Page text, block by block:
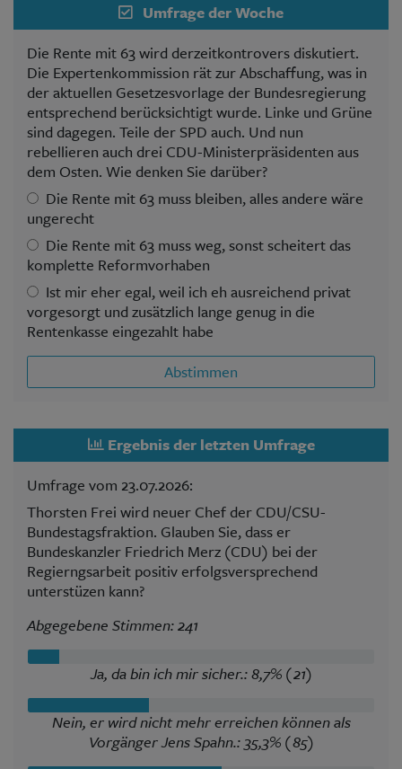
Umfrage der Woche
Die Rente mit 63 wird derzeitkontrovers diskutiert.
Die Expertenkommission rät zur Abschaffung, was in
der aktuellen Gesetzesvorlage der Bundesregierung
entsprechend berücksichtigt wurde. Linke und Grüne
sind dagegen. Teile der SPD auch. Und nun
rebellieren auch drei CDU-Ministerpräsidenten aus
dem Osten. Wie denken Sie darüber?
Die Rente mit 63 muss bleiben, alles andere wäre
ungerecht
Die Rente mit 63 muss weg, sonst scheitert das
komplette Reformvorhaben
Ist mir eher egal, weil ich eh ausreichend privat
vorgesorgt und zusätzlich lange genug in die
Rentenkasse eingezahlt habe
Abstimmen
Ergebnis der letzten Umfrage
Umfrage vom 23.07.2026:
Thorsten Frei wird neuer Chef der CDU/CSU-
Bundestagsfraktion. Glauben Sie, dass er
Bundeskanzler Friedrich Merz (CDU) bei der
Regierngsarbeit positiv erfolgsversprechend
unterstüzen kann?
Abgegebene Stimmen: 241
Ja, da bin ich mir sicher.: 8,7% (21)
Nein, er wird nicht mehr erreichen können als
Vorgänger Jens Spahn.: 35,3% (85)